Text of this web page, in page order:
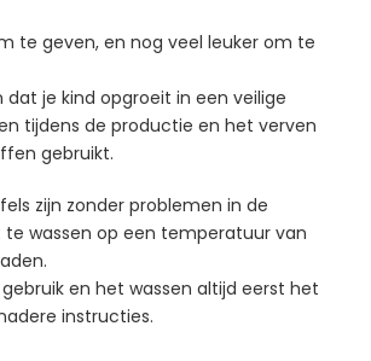
te geven, en nog veel leuker om te
dat je kind opgroeit in een veilige
tijdens de productie en het verven
gebruikt.
zijn zonder problemen in de
wassen op een temperatuur van
en het wassen altijd eerst het
instructies.